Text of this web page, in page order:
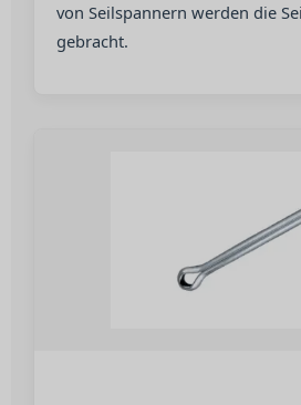
von Seilspannern werden die
gebracht.